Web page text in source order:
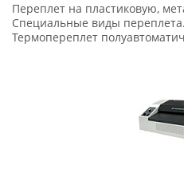
Переплет на пластиковую,
Специальные виды
Термопереплет